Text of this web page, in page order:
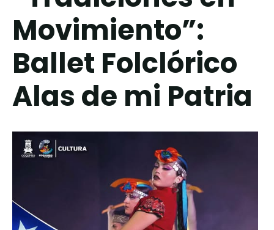
Movimiento”:
Ballet Folclórico
Alas de mi Patria